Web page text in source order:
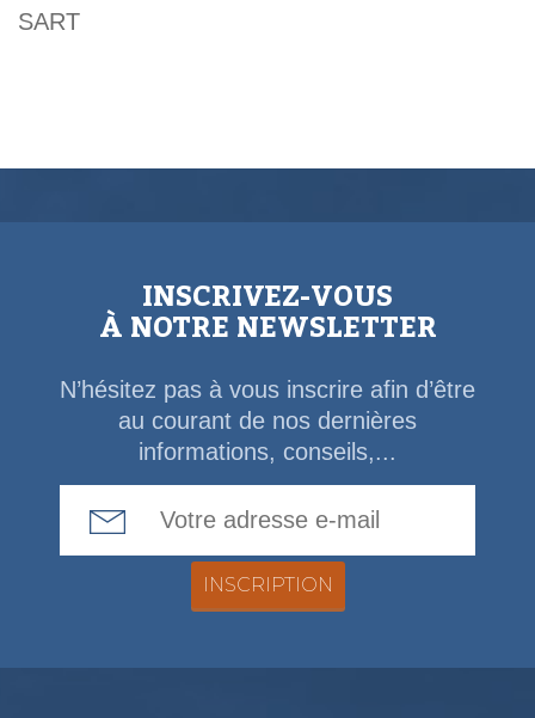
SART
INSCRIVEZ-VOUS
À NOTRE NEWSLETTER
N’hésitez pas à vous inscrire afin d’être
au courant de nos dernières
informations, conseils,...